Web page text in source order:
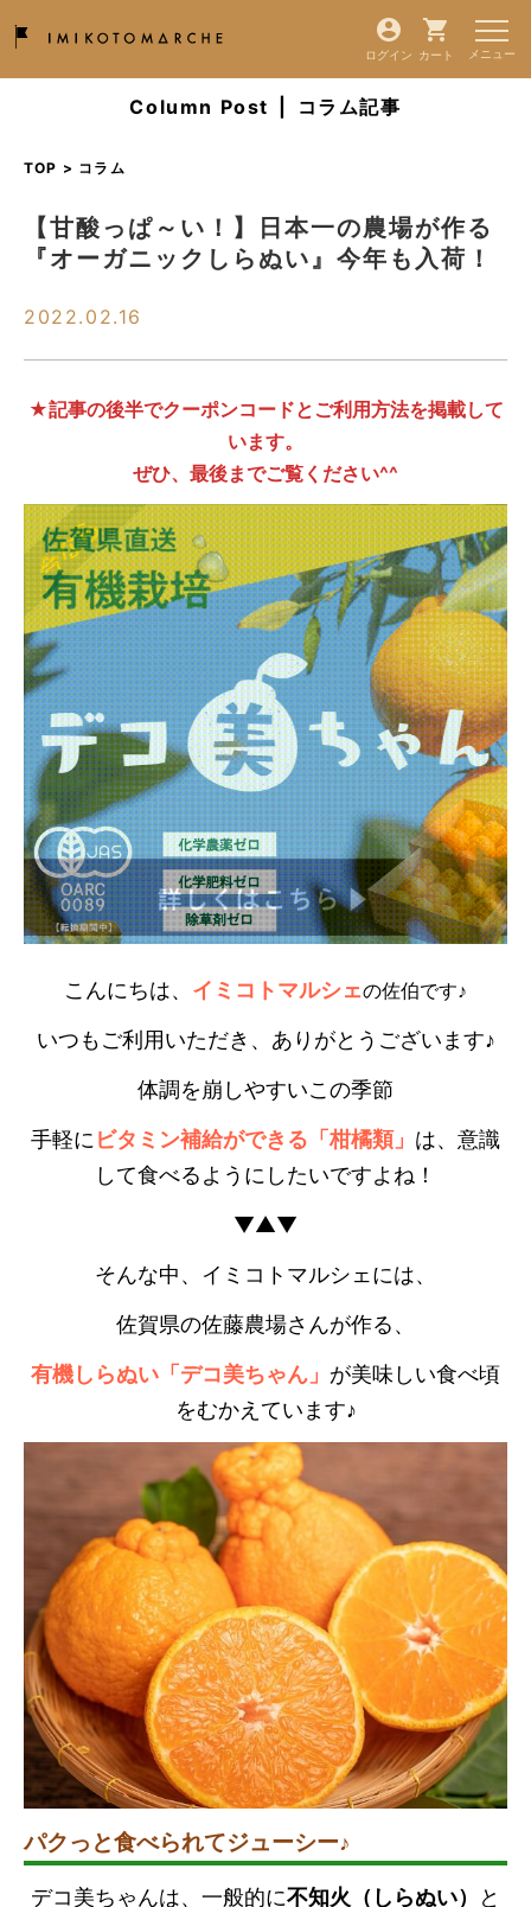
ログイン カート
Column Post コラム記事
TOP > コラム
【甘酸っぱ～い！】日本一の農場が作る
『オーガニックしらぬい』今年も入荷！
2022.02.16
★記事の後半でクーポンコードとご利用方法を掲載して
います。
ぜひ、最後までご覧ください^^
こんにちは、 イミコトマルシェの佐伯です♪
いつもご利用いただき、ありがとうございます♪
体調を崩しやすいこの季節
手軽に ビタミン補給ができる「柑橘類」 は、意識
して食べるようにしたいですよね！
▼▲▼
そんな中、イミコトマルシェには、
佐賀県の佐藤農場さんが作る、
有機しらぬい「デコ美ちゃん」 が美味しい食べ頃
をむかえています♪
パクっと食べられてジューシー♪
デコ美ちゃんは、一般的に不知火（しらぬい）
と